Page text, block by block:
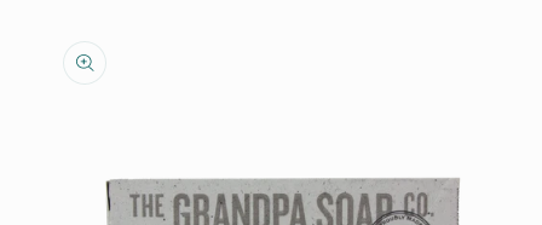
product
information